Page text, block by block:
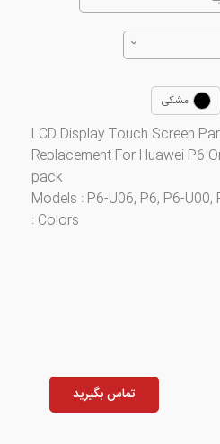
مشکی
LCD Display Touch Screen
Replacement For Huawei P6
pack
​Models : P6-U06, P6, P6-U00,
​Colors :
تماس بگیرید